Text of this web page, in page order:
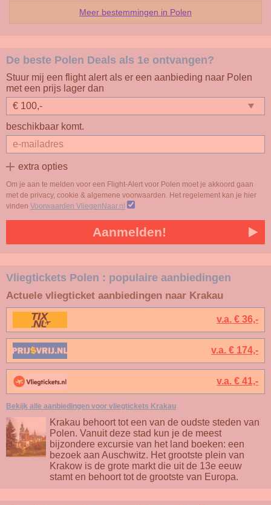
Meer bestemmingen in Polen
De beste Polen Deals als 1e ontvangen?
Stuur mij een flight alert als er een aanbieding naar Polen
met een prijs lager dan
beschikbaar komt.
extra opties
Om je aan te melden voor een Flight-Alert voor Polen moet je akkoord gaan
met de privacy, cookie & algemene voorwaarden. Het regelement kan je hier
vinden Voorwaarden VliegenNaar.nl
Aanmelden!
Vliegtickets Polen : populaire aanbiedingen
Actuele vliegticket aanbiedingen naar Krakau
v.a. € 36,-
v.a. € 174,-
v.a. € 41,-
Bekijk alle aanbiedingen voor vliegtickets Krakau
Krakau behoort tot een van de oudste steden van
Polen. Vanuit deze stad kun je de meest
bijzondere excursie van het land boeken: een
bezoek aan Auschwitz. Het grootste plein van
Krakow is de grote markt die uit de 13e eeuw
stamt en behoort tot de grootste van Europa.